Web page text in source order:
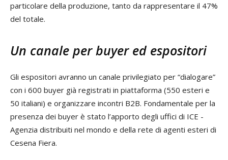
particolare della produzione, tanto da rappresentare il 47%
del totale.
Un canale per buyer ed espositori
Gli espositori avranno un canale privilegiato per “dialogare”
con i 600 buyer già registrati in piattaforma (550 esteri e
50 italiani) e organizzare incontri B2B. Fondamentale per la
presenza dei buyer è stato l’apporto degli uffici di ICE -
Agenzia distribuiti nel mondo e della rete di agenti esteri di
Cesena Fiera.